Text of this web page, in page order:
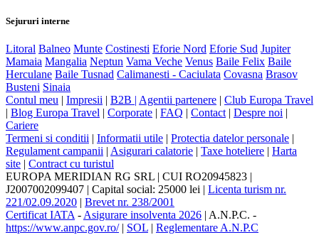
Sejururi interne
Litoral Balneo Munte Costinesti Eforie Nord Eforie Sud Jupiter
Mamaia Mangalia Neptun Vama Veche Venus Baile Felix Baile
Herculane Baile Tusnad Calimanesti - Caciulata Covasna Brasov
Busteni Sinaia
Contul meu | Impresii | B2B | Agentii partenere | Club Europa Travel
| Blog Europa Travel | Corporate | FAQ | Contact | Despre noi |
Cariere
Termeni si conditii | Informatii utile | Protectia datelor personale |
Regulament campanii | Asigurari calatorie | Taxe hoteliere | Harta
site | Contract cu turistul
EUROPA MERIDIAN RG SRL | CUI RO20945823 |
J2007002099407 | Capital social: 25000 lei | Licenta turism nr.
221/02.09.2020 | Brevet nr. 238/2001
Certificat IATA - Asigurare insolventa 2026 | A.N.P.C. -
https://www.anpc.gov.ro/| SOL | Reglementare A.N.P.C